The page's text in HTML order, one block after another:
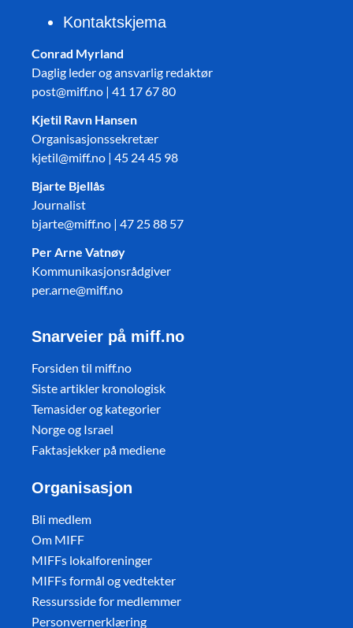
Kontaktskjema
Conrad Myrland
Daglig leder og ansvarlig redaktør
post@miff.no | 41 17 67 80
Kjetil Ravn Hansen
Organisasjonssekretær
kjetil@miff.no | 45 24 45 98
Bjarte Bjellås
Journalist
bjarte@miff.no | 47 25 88 57
Per Arne Vatnøy
Kommunikasjonsrådgiver
per.arne@miff.no
Snarveier på miff.no
Forsiden til miff.no
Siste artikler kronologisk
Temasider og kategorier
Norge og Israel
Faktasjekker på mediene
Organisasjon
Bli medlem
Om MIFF
MIFFs lokalforeninger
MIFFs formål og vedtekter
Ressursside for medlemmer
Personvernerklæring